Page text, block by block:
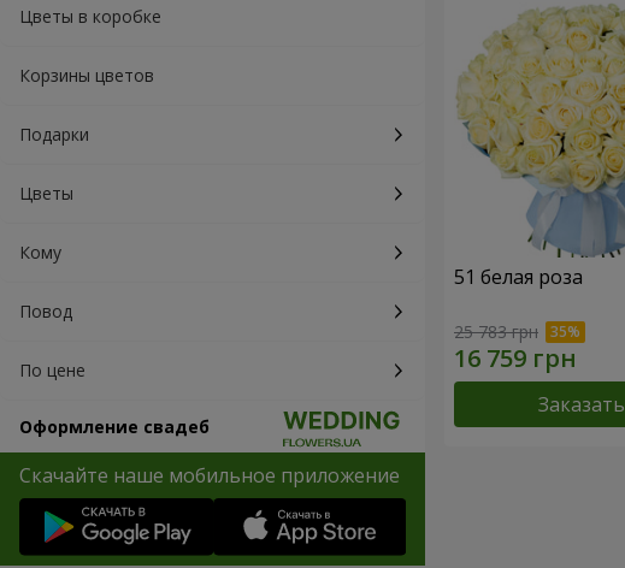
Цветы в коробке
Корзины цветов
Подарки
Цветы
Кому
Повод
По цене
Оформление свадеб
Скачайте наше мобильное приложение
51 белая роза
25 783 грн
Заказать